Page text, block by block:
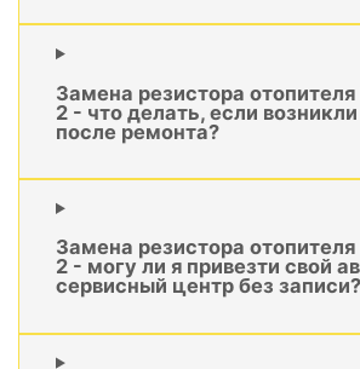
Замена резистора
2 - что делать, если
после ремонта?
Замена резистора
2 - могу ли я привезти свой
сервисный центр без записи?